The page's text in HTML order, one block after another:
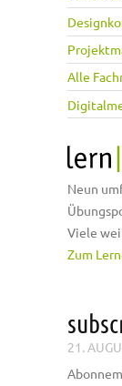
Alle
Neun
Viele
Zum
21.